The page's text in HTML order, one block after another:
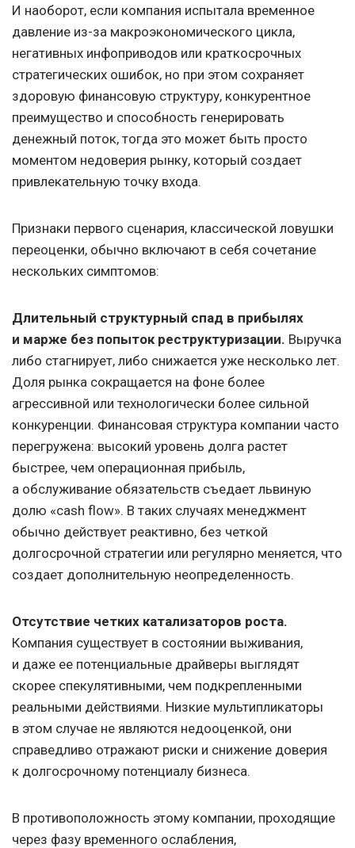
И наоборот, если компания испытала временное
давление из-за макроэкономического цикла,
негативных инфоприводов или краткосрочных
стратегических ошибок, но при этом сохраняет
здоровую финансовую структуру, конкурентное
преимущество и способность генерировать
денежный поток, тогда это может быть просто
моментом недоверия рынку, который создает
привлекательную точку входа.
Признаки первого сценария, классической ловушки
переоценки, обычно включают в себя сочетание
нескольких симптомов:
Длительный структурный спад в прибылях
и марже без попыток реструктуризации. Выручка
либо стагнирует, либо снижается уже несколько лет.
Доля рынка сокращается на фоне более
агрессивной или технологически более сильной
конкуренции. Финансовая структура компании часто
перегружена: высокий уровень долга растет
быстрее, чем операционная прибыль,
а обслуживание обязательств съедает львиную
долю «cash flow». В таких случаях менеджмент
обычно действует реактивно, без четкой
долгосрочной стратегии или регулярно меняется, что
создает дополнительную неопределенность.
Отсутствие четких катализаторов роста.
Компания существует в состоянии выживания,
и даже ее потенциальные драйверы выглядят
скорее спекулятивными, чем подкрепленными
реальными действиями. Низкие мультипликаторы
в этом случае не являются недооценкой, они
справедливо отражают риски и снижение доверия
к долгосрочному потенциалу бизнеса.
В противоположность этому компании, проходящие
через фазу временного ослабления,